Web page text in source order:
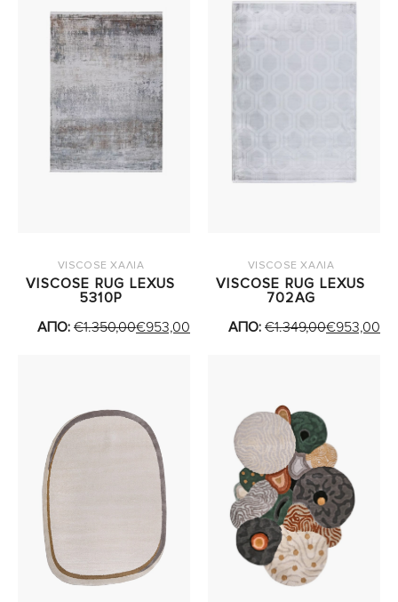
VISCOSE ΧΑΛΙΑ
VISCOSE RUG LEXUS
5310P
ΑΠΟ: €1.350,00€953,00
VISCOSE ΧΑΛΙΑ
VISCOSE RUG LEXUS
702AG
ΑΠΟ: €1.349,00€953,00